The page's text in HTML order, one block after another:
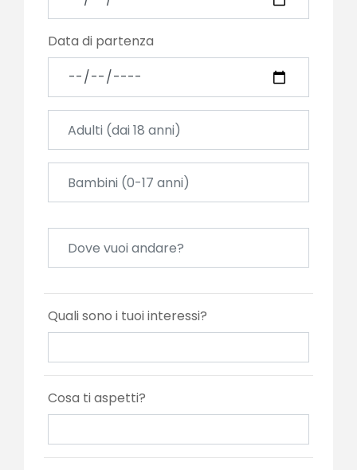
Data di partenza
Quali sono i tuoi interessi?
Cosa ti aspetti?